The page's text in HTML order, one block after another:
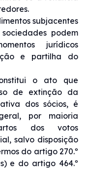
subjacentes
podem
jurídicos
e partilha do
o ato que
de extinção da
dos sócios, é
por maioria
dos votos
salvo disposição
do artigo 270.º
e do artigo 464.º